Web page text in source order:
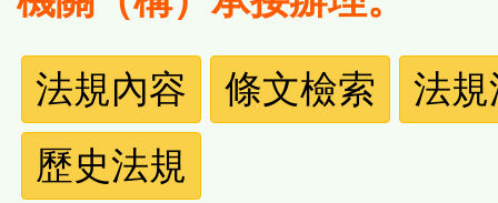
法
規
功
法規內容 條文檢索
法
歷史法規